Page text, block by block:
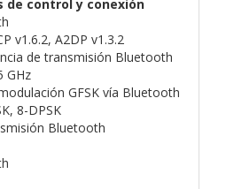
de control y conexión
v1.6.2, A2DP v1.3.2
de transmisión Bluetooth
GHz
GFSK vía Bluetooth
8-DPSK
Bluetooth